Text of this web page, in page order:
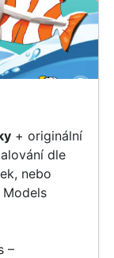
+ originální
dle
nebo
–